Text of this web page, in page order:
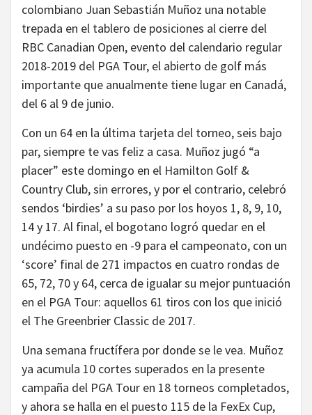
colombiano Juan Sebastián Muñoz una notable
trepada en el tablero de posiciones al cierre del
RBC Canadian Open, evento del calendario regular
2018-2019 del PGA Tour, el abierto de golf más
importante que anualmente tiene lugar en Canadá,
del 6 al 9 de junio.
Con un 64 en la última tarjeta del torneo, seis bajo
par, siempre te vas feliz a casa. Muñoz jugó “a
placer” este domingo en el Hamilton Golf &
Country Club, sin errores, y por el contrario, celebró
sendos ‘birdies’ a su paso por los hoyos 1, 8, 9, 10,
14 y 17. Al final, el bogotano logró quedar en el
undécimo puesto en -9 para el campeonato, con un
‘score’ final de 271 impactos en cuatro rondas de
65, 72, 70 y 64, cerca de igualar su mejor puntuación
en el PGA Tour: aquellos 61 tiros con los que inició
el The Greenbrier Classic de 2017.
Una semana fructífera por donde se le vea. Muñoz
ya acumula 10 cortes superados en la presente
campaña del PGA Tour en 18 torneos completados,
y ahora se halla en el puesto 115 de la FexEx Cup,